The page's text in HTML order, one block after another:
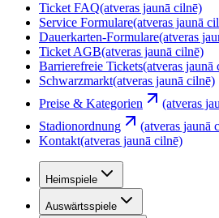
Ticket FAQ(atveras jaunā cilnē)
Service Formulare(atveras jaunā
Dauerkarten-Formulare(atveras
Ticket AGB(atveras jaunā cilnē)
Barrierefreie Tickets(atveras jaunā
Schwarzmarkt(atveras jaunā cilnē)
Preise & Kategorien
(atveras
Stadionordnung
(atveras jaunā
Kontakt(atveras jaunā cilnē)
Heimspiele
Auswärtsspiele